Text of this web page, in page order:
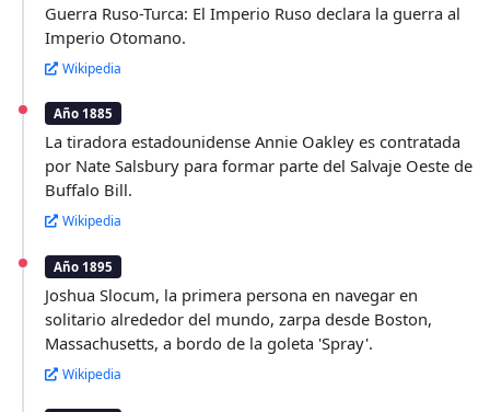
Guerra Ruso-Turca: El Imperio Ruso declara la guerra al
Imperio Otomano.
Wikipedia
Año 1885
La tiradora estadounidense Annie Oakley es contratada
por Nate Salsbury para formar parte del Salvaje Oeste de
Buffalo Bill.
Wikipedia
Año 1895
Joshua Slocum, la primera persona en navegar en
solitario alrededor del mundo, zarpa desde Boston,
Massachusetts, a bordo de la goleta 'Spray'.
Wikipedia